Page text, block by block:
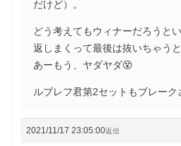
だけど）。
どう考えてもウィナーだろうと
返しまくって最後は抜いちゃうと
あーもう、ヤダヤダ😵
ルブレフ君第2セットもブレーク
2021/11/17 23:05:00返信